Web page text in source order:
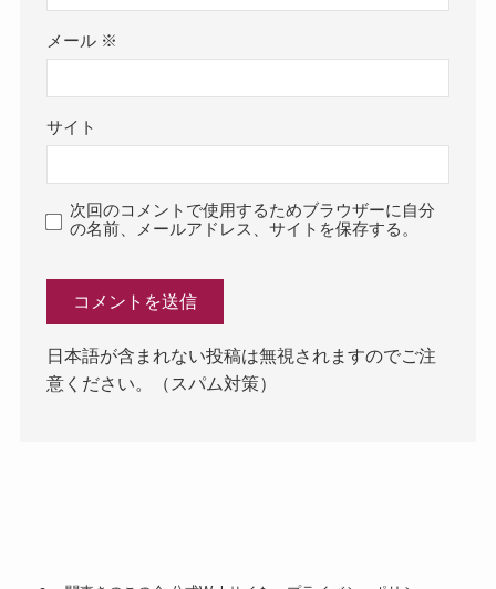
メール ※
サイト
次回のコメントで使用するためブラウザーに自分
の名前、メールアドレス、サイトを保存する。
日本語が含まれない投稿は無視されますのでご注
意ください。（スパム対策）